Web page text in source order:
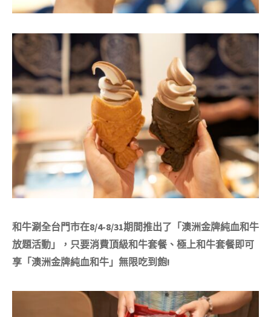
和牛涮全台門市在8/4-8/31期間推出了「澳洲金牌純血和牛
放題活動」，只要消費頂級和牛套餐、極上和牛套餐即可
享「澳洲金牌純血和牛」無限吃到飽!